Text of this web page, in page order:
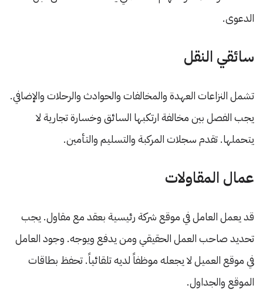
الدعوى.
سائقي النقل
تشمل النزاعات العهدة والمخالفات والحوادث والرحلات والإضافي.
يجب الفصل بين مخالفة ارتكبها السائق وخسارة تجارية لا
يتحملها. تقدم سجلات المركبة والتسليم والتأمين.
عمال المقاولات
قد يعمل العامل في موقع شركة رئيسية بعقد مع مقاول. يجب
تحديد صاحب العمل الحقيقي ومن يدفع ويوجه. وجود العامل
في موقع العميل لا يجعله موظفاً لديه تلقائياً. تحفظ بطاقات
الموقع والجداول.